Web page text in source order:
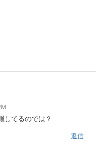
してるのでは？
返信